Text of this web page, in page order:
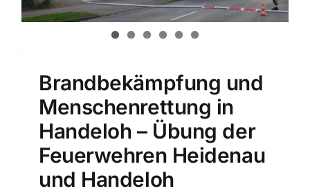
Brandbekämpfung und
Menschenrettung in
Handeloh – Übung der
Feuerwehren Heidenau
und Handeloh